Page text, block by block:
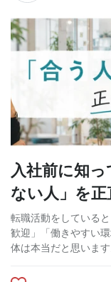
入社前に知
ない人」を
転職活動をしている
歓迎」「働きやすい
体は本当だと思いま